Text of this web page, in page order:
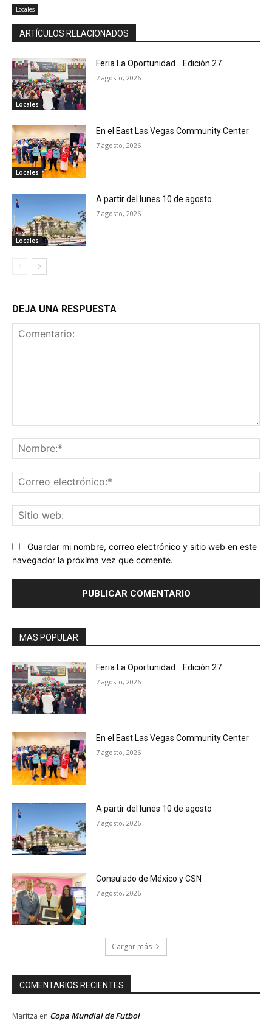
Locales
ARTÍCULOS RELACIONADOS
Locales
Feria La Oportunidad… Edición 27
7 agosto, 2026
Locales
En el East Las Vegas Community Center
7 agosto, 2026
Locales
A partir del lunes 10 de agosto
7 agosto, 2026
DEJA UNA RESPUESTA
Guardar mi nombre, correo electrónico y sitio web en este
navegador la próxima vez que comente.
MAS POPULAR
Feria La Oportunidad… Edición 27
7 agosto, 2026
En el East Las Vegas Community Center
7 agosto, 2026
A partir del lunes 10 de agosto
7 agosto, 2026
Consulado de México y CSN
7 agosto, 2026
Cargar más
COMENTARIOS RECIENTES
Maritza en Copa Mundial de Futbol